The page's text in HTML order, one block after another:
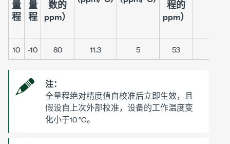
量
程
量
程
数的
ppm）
程的
ppm）
10 -10 80 11.3 5 53
注：
全量程绝对精度值自校准后立即生效，且
假设自上次外部校准，设备的工作温度变
化小于10 °C。